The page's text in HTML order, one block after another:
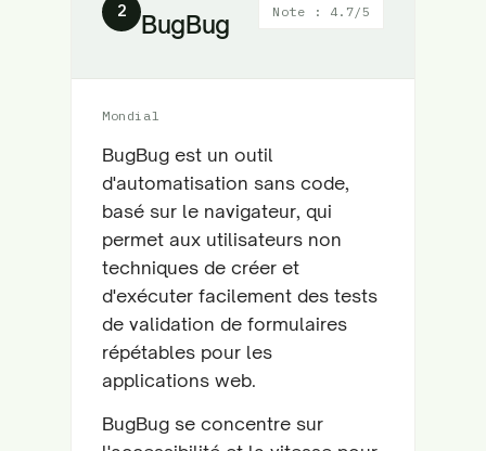
2 BugBug Note : 4.7/5
Mondial
BugBug est un outil
d'automatisation sans code,
basé sur le navigateur, qui
permet aux utilisateurs non
techniques de créer et
d'exécuter facilement des tests
de validation de formulaires
répétables pour les
applications web.
BugBug se concentre sur